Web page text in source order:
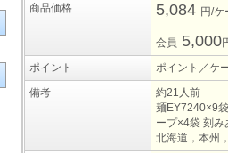
商品価格 5,084 円/
会員 5,000
ポイント
ポイント／ケ
備考
約21人前
麺EY7240×9
ープ×4袋 刻
北海道，本州